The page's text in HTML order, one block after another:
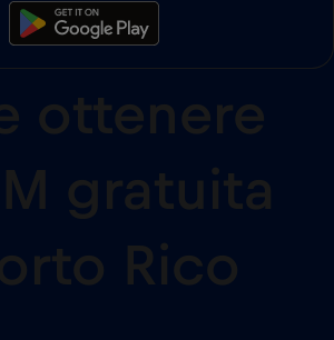
ottenere
gratuita
Rico